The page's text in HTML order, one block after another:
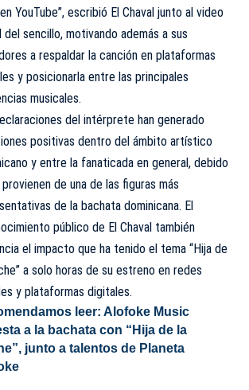
YouTube”, escribió El Chaval junto al video
del sencillo, motivando además a sus
a respaldar la canción en plataformas
y posicionarla entre las principales
musicales.
del intérprete han generado
positivas dentro del ámbito artístico
y entre la fanaticada en general, debido
de una de las figuras más
de la bachata dominicana. El
público de El Chaval también
el impacto que ha tenido el tema “Hija de
a solo horas de su estreno en redes
y plataformas digitales.
leer: Alofoke Music
a la bachata con “Hija de la
junto a talentos de Planeta